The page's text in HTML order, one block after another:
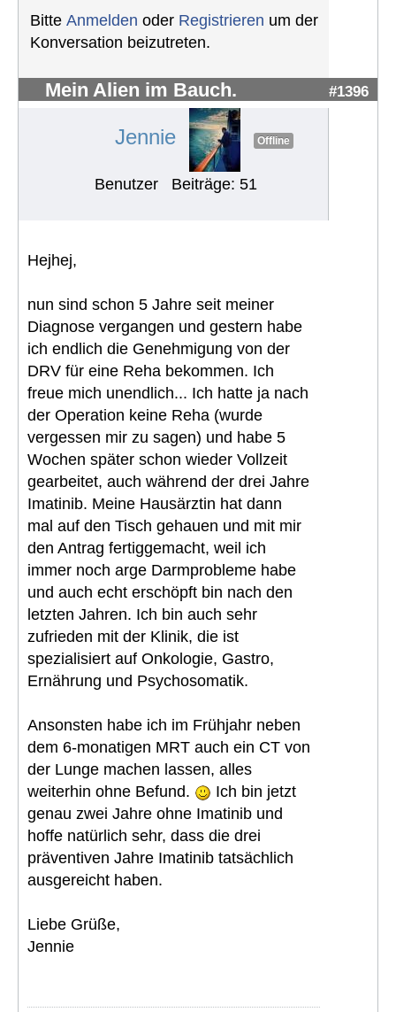
Bitte Anmelden oder Registrieren um der
Konversation beizutreten.
Mein Alien im Bauch. #1396
Jennie Offline
Benutzer Beiträge: 51
Hejhej,
nun sind schon 5 Jahre seit meiner
Diagnose vergangen und gestern habe
ich endlich die Genehmigung von der
DRV für eine Reha bekommen. Ich
freue mich unendlich... Ich hatte ja nach
der Operation keine Reha (wurde
vergessen mir zu sagen) und habe 5
Wochen später schon wieder Vollzeit
gearbeitet, auch während der drei Jahre
Imatinib. Meine Hausärztin hat dann
mal auf den Tisch gehauen und mit mir
den Antrag fertiggemacht, weil ich
immer noch arge Darmprobleme habe
und auch echt erschöpft bin nach den
letzten Jahren. Ich bin auch sehr
zufrieden mit der Klinik, die ist
spezialisiert auf Onkologie, Gastro,
Ernährung und Psychosomatik.
Ansonsten habe ich im Frühjahr neben
dem 6-monatigen MRT auch ein CT von
der Lunge machen lassen, alles
weiterhin ohne Befund.
Ich bin jetzt
genau zwei Jahre ohne Imatinib und
hoffe natürlich sehr, dass die drei
präventiven Jahre Imatinib tatsächlich
ausgereicht haben.
Liebe Grüße,
Jennie